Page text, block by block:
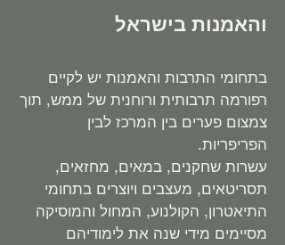
והאמנות בישראל
בתחומי התרבות והאמנות יש לקיים
רפורמה תרבותית ורוחנית של ממש, תוך
צמצום פערים בין המרכז לבין
הפריפריות.
עשרות שחקנים, במאים, מחזאים,
תסריטאים, מעצבים ויוצרים בתחומי
התיאטרון, הקולנוע, המחול והמוסיקה
מסיימים מידי שנה את לימודיהם